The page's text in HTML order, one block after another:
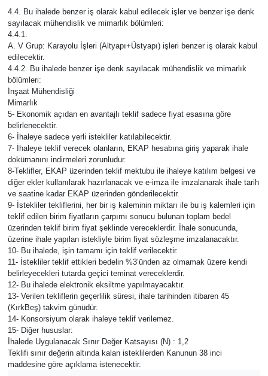
4.4. Bu ihalede benzer iş olarak kabul edilecek işler ve benzer işe denk
sayılacak mühendislik ve mimarlık bölümleri:
4.4.1.
A. V Grup: Karayolu İşleri (Altyapı+Üstyapı) işleri benzer iş olarak kabul
edilecektir.
4.4.2. Bu ihalede benzer işe denk sayılacak mühendislik ve mimarlık
bölümleri:
İnşaat Mühendisliği
Mimarlık
5- Ekonomik açıdan en avantajlı teklif sadece fiyat esasına göre
belirlenecektir.
6- İhaleye sadece yerli istekliler katılabilecektir.
7- İhaleye teklif verecek olanların, EKAP hesabına giriş yaparak ihale
dokümanını indirmeleri zorunludur.
8-Teklifler, EKAP üzerinden teklif mektubu ile ihaleye katılım belgesi ve
diğer ekler kullanılarak hazırlanacak ve e-imza ile imzalanarak ihale tarih
ve saatine kadar EKAP üzerinden gönderilecektir.
9- İstekliler tekliflerini, her bir iş kaleminin miktarı ile bu iş kalemleri için
teklif edilen birim fiyatların çarpımı sonucu bulunan toplam bedel
üzerinden teklif birim fiyat şeklinde vereceklerdir. İhale sonucunda,
üzerine ihale yapılan istekliyle birim fiyat sözleşme imzalanacaktır.
10- Bu ihalede, işin tamamı için teklif verilecektir.
11- İstekliler teklif ettikleri bedelin %3’ünden az olmamak üzere kendi
belirleyecekleri tutarda geçici teminat vereceklerdir.
12- Bu ihalede elektronik eksiltme yapılmayacaktır.
13- Verilen tekliflerin geçerlilik süresi, ihale tarihinden itibaren 45
(KırkBeş) takvim günüdür.
14- Konsorsiyum olarak ihaleye teklif verilemez.
15- Diğer hususlar:
İhalede Uygulanacak Sınır Değer Katsayısı (N) : 1,2
Teklifi sınır değerin altında kalan isteklilerden Kanunun 38 inci
maddesine göre açıklama istenecektir.